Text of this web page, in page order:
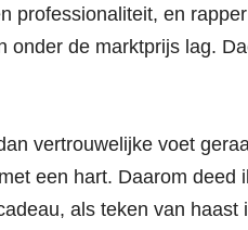
professionaliteit, en
onder de marktprijs lag.
vertrouwelijke voet
een hart. Daarom deed
als teken van